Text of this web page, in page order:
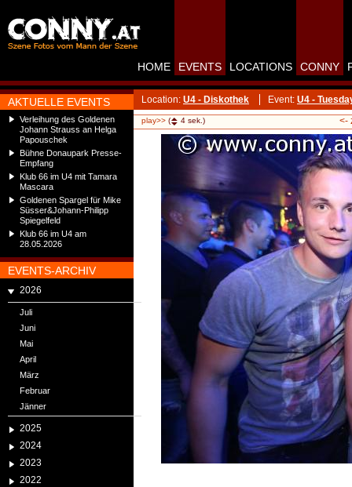
AKTUELLE EVENTS
Verleihung des Goldenen
Johann Strauss an Helga
Papouschek
Bühne Donaupark Presse-
Empfang
Klub 66 im U4 mit Tamara
Mascara
Goldenen Spargel für Mike
Süsser&Johann-Philipp
Spiegelfeld
Klub 66 im U4 am
28.05.2026
EVENTS-ARCHIV
2026
Juli
Juni
Mai
April
März
Februar
Jänner
2025
2024
2023
2022
HOME EVENTS LOCATIONS CONNY
Location: U4 - Diskothek Event: U4 -
play>> ( 4 sek.) <-